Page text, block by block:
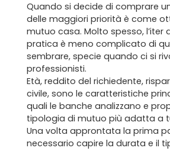
Quando si decide di comprare
delle maggiori priorità è come
mutuo casa. Molto spesso, l’iter
pratica è meno complicato di
sembrare, specie quando ci si
professionisti.
Età, reddito del richiedente,
civile, sono le caratteristiche
quali le banche analizzano e
tipologia di mutuo più adatta a
Una volta approntata la prima
necessario capire la durata e il